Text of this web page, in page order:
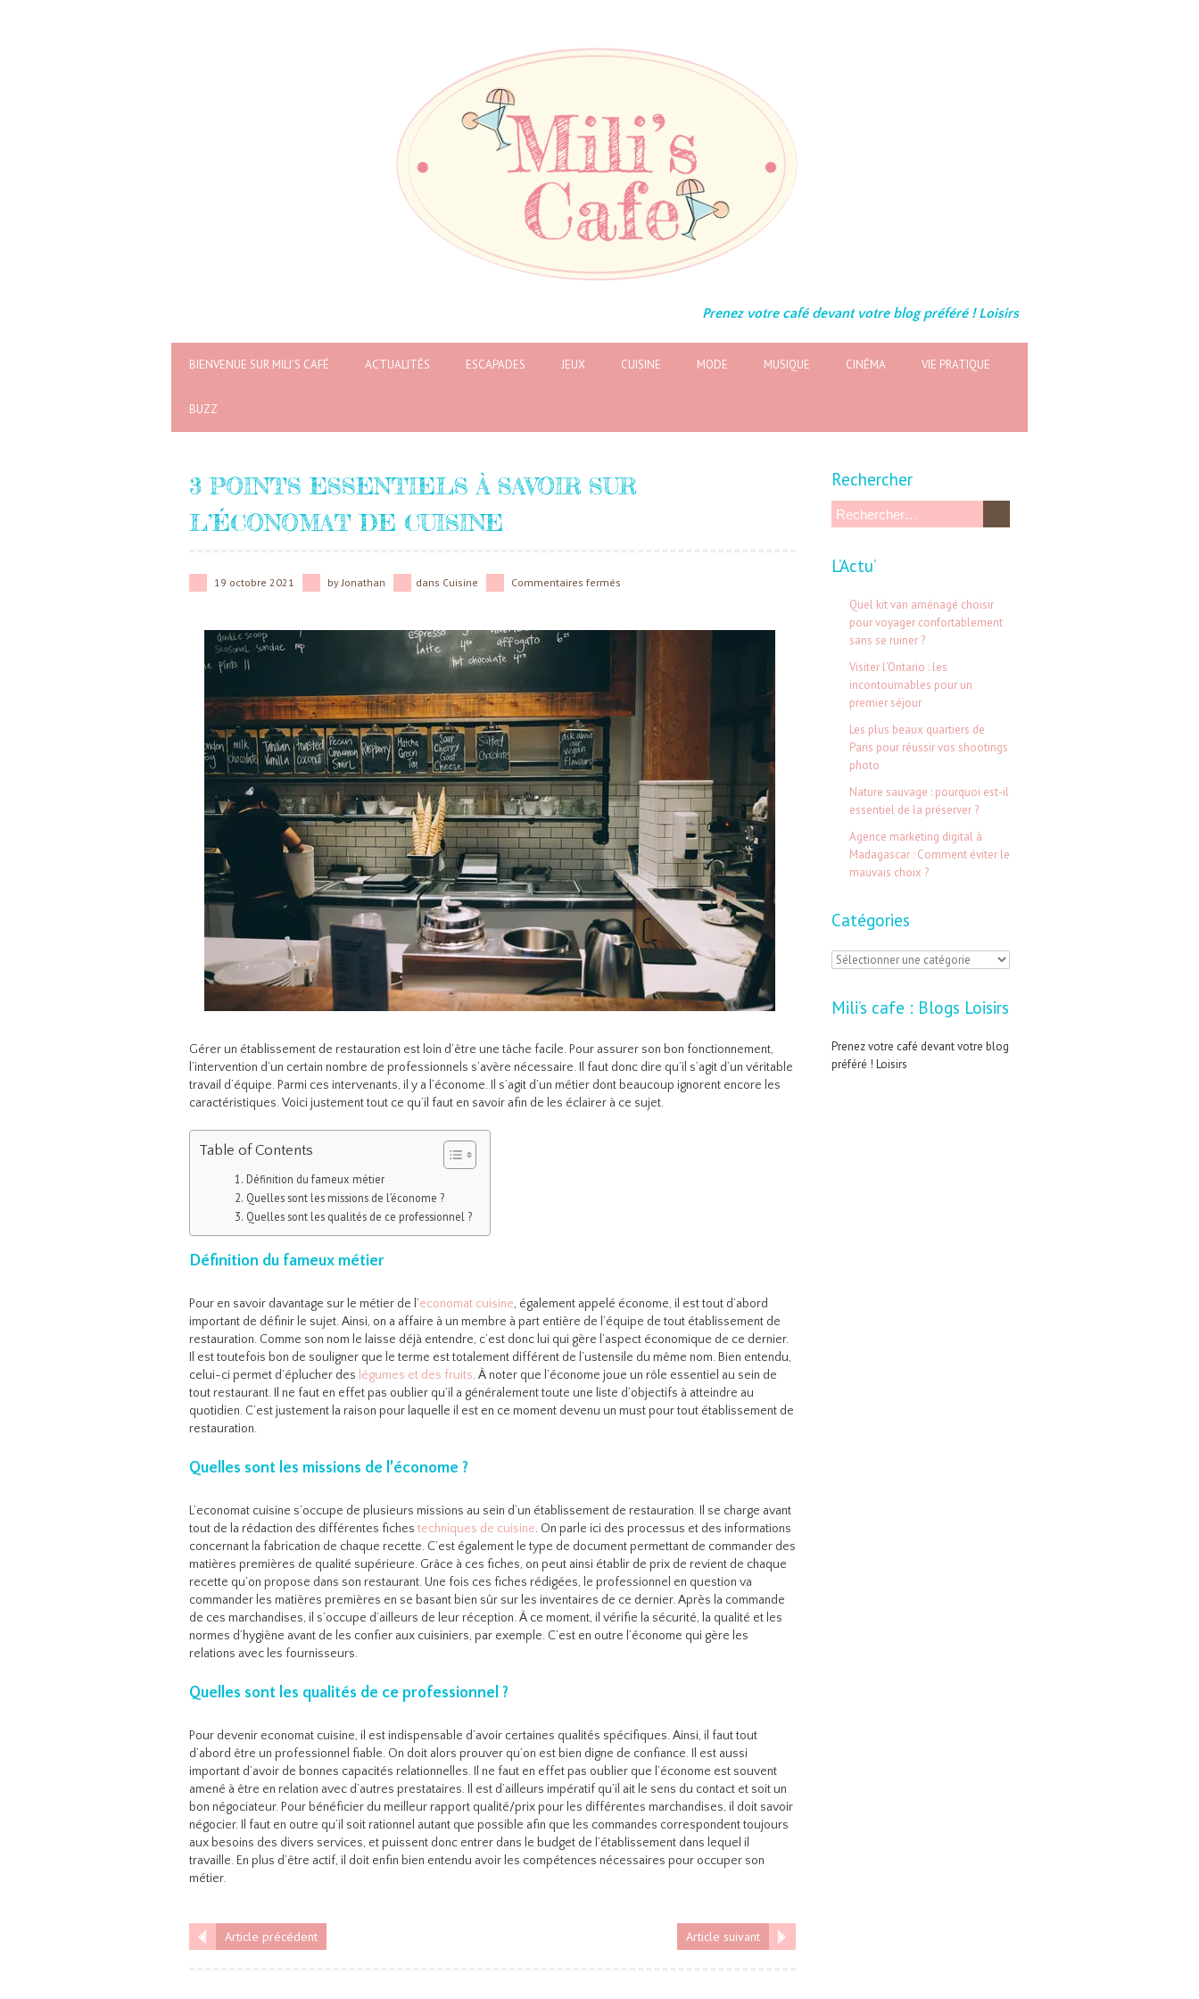
Prenez votre café devant votre blog préféré ! Loisirs
BIENVENUE SUR MILI’S CAFÉ ACTUALITÉS ESCAPADES JEUX CUISINE MODE MUSIQUE CINÉMA VIE PRATIQUE
BUZZ
3 POINTS ESSENTIELS À SAVOIR SUR
L’ÉCONOMAT DE CUISINE
19 octobre 2021 byJonathan dans Cuisine Commentaires fermés
Gérer un établissement de restauration est loin d’être une tâche facile. Pour assurer son bon fonctionnement,
l’intervention d’un certain nombre de professionnels s’avère nécessaire. Il faut donc dire qu’il s’agit d’un véritable
travail d’équipe. Parmi ces intervenants, il y a l’économe. Il s’agit d’un métier dont beaucoup ignorent encore les
caractéristiques. Voici justement tout ce qu’il faut en savoir afin de les éclairer à ce sujet.
Table of Contents
Définition du fameux métier
Quelles sont les missions de l’économe ?
Quelles sont les qualités de ce professionnel ?
Définition du fameux métier
Pour en savoir davantage sur le métier de l’economat cuisine, également appelé économe, il est tout d’abord
important de définir le sujet. Ainsi, on a affaire à un membre à part entière de l’équipe de tout établissement de
restauration. Comme son nom le laisse déjà entendre, c’est donc lui qui gère l’aspect économique de ce dernier.
Il est toutefois bon de souligner que le terme est totalement différent de l’ustensile du même nom. Bien entendu,
celui-ci permet d’éplucher des légumes et des fruits. À noter que l’économe joue un rôle essentiel au sein de
tout restaurant. Il ne faut en effet pas oublier qu’il a généralement toute une liste d’objectifs à atteindre au
quotidien. C’est justement la raison pour laquelle il est en ce moment devenu un must pour tout établissement de
restauration.
Quelles sont les missions de l’économe ?
L’economat cuisine s’occupe de plusieurs missions au sein d’un établissement de restauration. Il se charge avant
tout de la rédaction des différentes fiches techniques de cuisine. On parle ici des processus et des informations
concernant la fabrication de chaque recette. C’est également le type de document permettant de commander des
matières premières de qualité supérieure. Grâce à ces fiches, on peut ainsi établir de prix de revient de chaque
recette qu’on propose dans son restaurant. Une fois ces fiches rédigées, le professionnel en question va
commander les matières premières en se basant bien sûr sur les inventaires de ce dernier. Après la commande
de ces marchandises, il s’occupe d’ailleurs de leur réception. À ce moment, il vérifie la sécurité, la qualité et les
normes d’hygiène avant de les confier aux cuisiniers, par exemple. C’est en outre l’économe qui gère les
relations avec les fournisseurs.
Quelles sont les qualités de ce professionnel ?
Pour devenir economat cuisine, il est indispensable d’avoir certaines qualités spécifiques. Ainsi, il faut tout
d’abord être un professionnel fiable. On doit alors prouver qu’on est bien digne de confiance. Il est aussi
important d’avoir de bonnes capacités relationnelles. Il ne faut en effet pas oublier que l’économe est souvent
amené à être en relation avec d’autres prestataires. Il est d’ailleurs impératif qu’il ait le sens du contact et soit un
bon négociateur. Pour bénéficier du meilleur rapport qualité/prix pour les différentes marchandises, il doit savoir
négocier. Il faut en outre qu’il soit rationnel autant que possible afin que les commandes correspondent toujours
aux besoins des divers services, et puissent donc entrer dans le budget de l’établissement dans lequel il
travaille. En plus d’être actif, il doit enfin bien entendu avoir les compétences nécessaires pour occuper son
métier.
Article précédent Article suivant
Rechercher
L’Actu’
Quel kit van aménagé choisir
pour voyager confortablement
sans se ruiner ?
Visiter l’Ontario : les
incontournables pour un
premier séjour
Les plus beaux quartiers de
Paris pour réussir vos shootings
photo
Nature sauvage : pourquoi est-il
essentiel de la préserver ?
Agence marketing digital à
Madagascar : Comment éviter le
mauvais choix ?
Catégories
C
t
é
g
Mili’s cafe : Blogs Loisirs
Prenez votre café devant votre blog
préféré ! Loisirs